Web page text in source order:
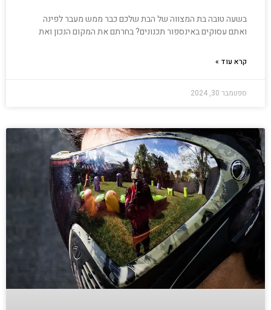
בשעה טובה בת המצווה של הבת שלכם כבר ממש מעבר לפינה
ואתם עסוקים באינספור תכנונים? בחרתם את המקום הנכון ואת
קרא עוד »
ספטמבר 30, 2024